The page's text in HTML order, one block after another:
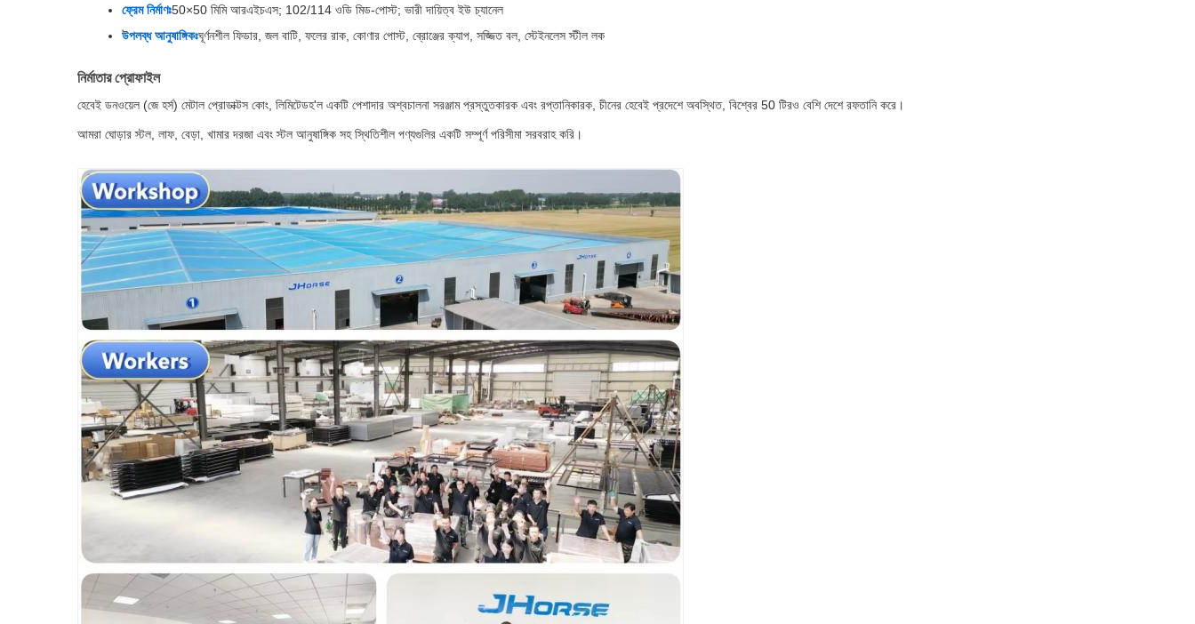
ফ্রেম নির্মাণঃ50×50 মিমি আরএইচএস; 102/114 ওডি মিড-পোস্ট; ভারী দায়িত্ব ইউ চ্যানেল
উপলব্ধ আনুষাঙ্গিকঃঘূর্ণনশীল ফিডার, জল বাটি, ফলের রাক, কোণার পোস্ট, ব্রোঞ্জের ক্যাপ, সজ্জিত বল, স্টেইনলেস স্টীল লক
নির্মাতার প্রোফাইল
হেবেই ডনওয়েল (জে হর্স) মেটাল প্রোডাক্টস কোং, লিমিটেডহ'ল একটি পেশাদার অশ্বচালনা সরঞ্জাম প্রস্তুতকারক এবং রপ্তানিকারক, চীনের হেবেই প্রদেশে অবস্থিত, বিশ্বের 50 টিরও বেশি দেশে রফতানি করে।
আমরা ঘোড়ার স্টল, লাফ, বেড়া, খামার দরজা এবং স্টল আনুষাঙ্গিক সহ স্থিতিশীল পণ্যগুলির একটি সম্পূর্ণ পরিসীমা সরবরাহ করি।